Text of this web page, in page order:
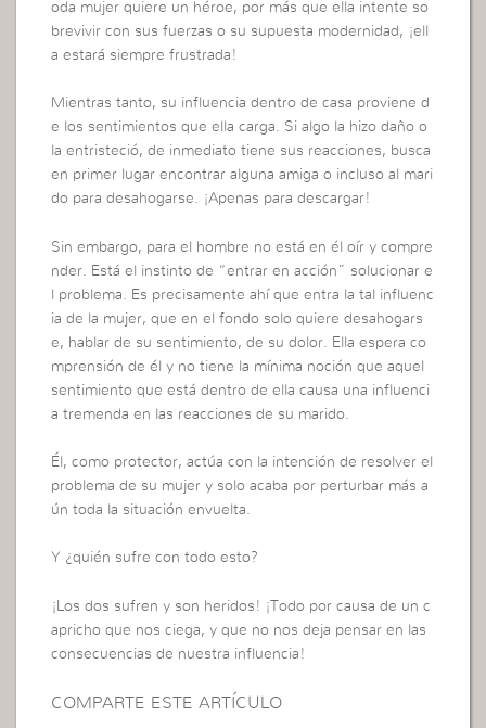
oda mujer quiere un héroe, por más que ella intente so
brevivir con sus fuerzas o su supuesta modernidad, ¡ell
a estará siempre frustrada!
Mientras tanto, su influencia dentro de casa proviene d
e los sentimientos que ella carga. Si algo la hizo daño o
la entristeció, de inmediato tiene sus reacciones, busca
en primer lugar encontrar alguna amiga o incluso al mari
do para desahogarse. ¡Apenas para descargar!
Sin embargo, para el hombre no está en él oír y compre
nder. Está el instinto de “entrar en acción” solucionar e
l problema. Es precisamente ahí que entra la tal influenc
ia de la mujer, que en el fondo solo quiere desahogars
e, hablar de su sentimiento, de su dolor. Ella espera co
mprensión de él y no tiene la mínima noción que aquel
sentimiento que está dentro de ella causa una influenci
a tremenda en las reacciones de su marido.
Él, como protector, actúa con la intención de resolver el
problema de su mujer y solo acaba por perturbar más a
ún toda la situación envuelta.
Y ¿quién sufre con todo esto?
¡Los dos sufren y son heridos! ¡Todo por causa de un c
apricho que nos ciega, y que no nos deja pensar en las
consecuencias de nuestra influencia!
COMPARTE ESTE ARTÍCULO